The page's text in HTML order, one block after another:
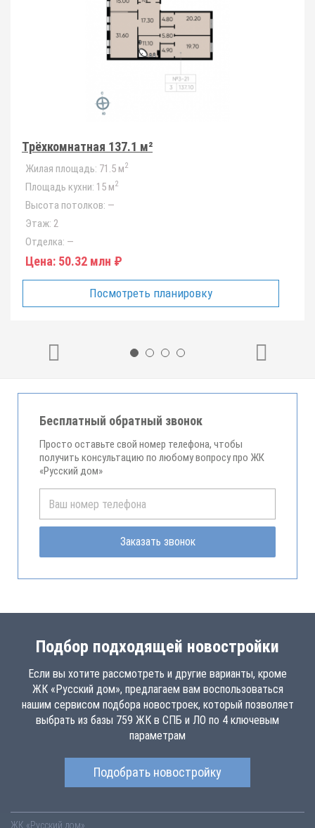
Трёхкомнатная 137.1 м²
Жилая площадь: 71.5 м2
Площадь кухни: 15 м2
Высота потолков: —
Этаж: 2
Отделка: —
Цена: 50.32 млн ₽
Посмотреть планировку
Бесплатный обратный звонок
Просто оставьте свой номер телефона, чтобы
получить консультацию по любому вопросу про ЖК
«Русский дом»
Заказать звонок
Подбор подходящей новостройки
Если вы хотите рассмотреть и другие варианты, кроме
ЖК «Русский дом», предлагаем вам воспользоваться
нашим сервисом подбора новостроек, который позволяет
выбрать из базы 759 ЖК в СПБ и ЛО по 4 ключевым
параметрам
Подобрать новостройку
ЖК «Русский дом»